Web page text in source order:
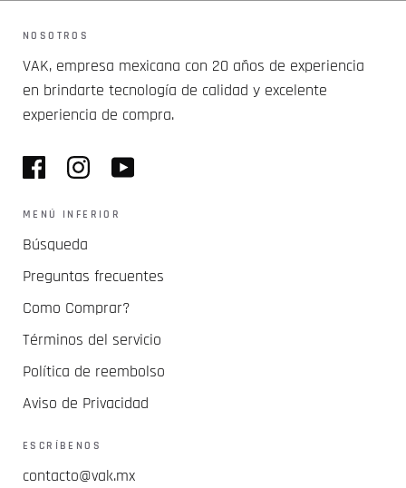
NOSOTROS
VAK, empresa mexicana con 20 años de experiencia
en brindarte tecnología de calidad y excelente
experiencia de compra.
MENÚ INFERIOR
Búsqueda
Preguntas frecuentes
Como Comprar?
Términos del servicio
Política de reembolso
Aviso de Privacidad
ESCRÍBENOS
contacto@vak.mx